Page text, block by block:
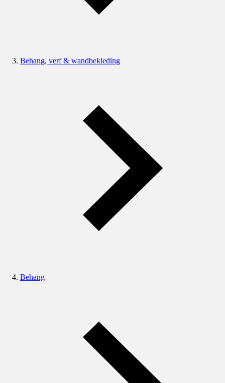
Behang, verf & wandbekleding
Behang